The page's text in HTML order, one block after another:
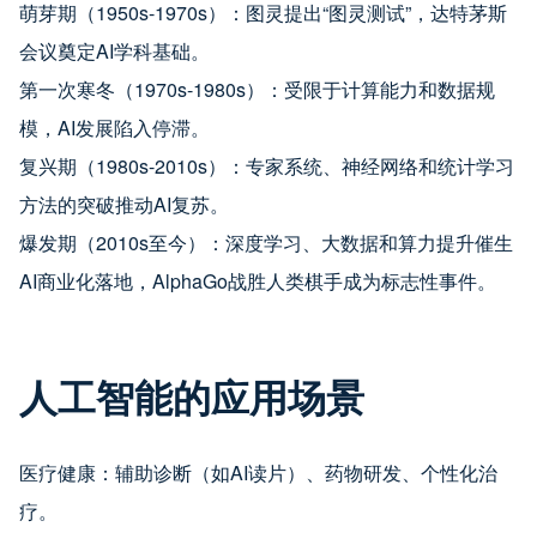
萌芽期（1950s-1970s）：图灵提出“图灵测试”，达特茅斯
会议奠定AI学科基础。
第一次寒冬（1970s-1980s）：受限于计算能力和数据规
模，AI发展陷入停滞。
复兴期（1980s-2010s）：专家系统、神经网络和统计学习
方法的突破推动AI复苏。
爆发期（2010s至今）：深度学习、大数据和算力提升催生
AI商业化落地，AlphaGo战胜人类棋手成为标志性事件。
人工智能的应用场景
医疗健康：辅助诊断（如AI读片）、药物研发、个性化治
疗。